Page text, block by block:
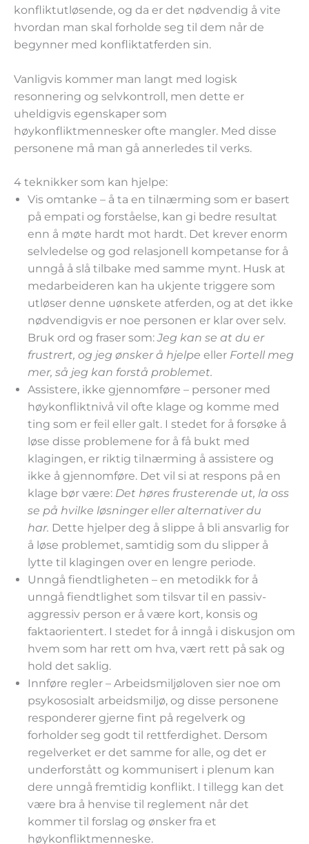
konfliktutløsende, og da er det nødvendig å vite
hvordan man skal forholde seg til dem når de
begynner med konfliktatferden sin.
Vanligvis kommer man langt med logisk
resonnering og selvkontroll, men dette er
uheldigvis egenskaper som
høykonfliktmennesker ofte mangler. Med disse
personene må man gå annerledes til verks.
4 teknikker som kan hjelpe:
Vis omtanke – å ta en tilnærming som er basert
på empati og forståelse, kan gi bedre resultat
enn å møte hardt mot hardt. Det krever enorm
selvledelse og god relasjonell kompetanse for å
unngå å slå tilbake med samme mynt. Husk at
medarbeideren kan ha ukjente triggere som
utløser denne uønskete atferden, og at det ikke
nødvendigvis er noe personen er klar over selv.
Bruk ord og fraser som:Jeg kan se at du er
frustrert, og jeg ønsker å hjelpe eller Fortell meg
mer, så jeg kan forstå problemet.
Assistere, ikke gjennomføre – personer med
høykonfliktnivå vil ofte klage og komme med
ting som er feil eller galt. I stedet for å forsøke å
løse disse problemene for å få bukt med
klagingen, er riktig tilnærming å assistere og
ikke å gjennomføre. Det vil si at respons på en
klage bør være: Det høres frusterende ut, la oss
se på hvilke løsninger eller alternativer du
har. Dette hjelper deg å slippe å bli ansvarlig for
å løse problemet, samtidig som du slipper å
lytte til klagingen over en lengre periode.
Unngå fiendtligheten – en metodikk for å
unngå fiendtlighet som tilsvar til en passiv-
aggressiv person er å være kort, konsis og
faktaorientert. I stedet for å inngå i diskusjon om
hvem som har rett om hva, vært rett på sak og
hold det saklig.
Innføre regler – Arbeidsmiljøloven sier noe om
psykososialt arbeidsmiljø, og disse personene
responderer gjerne fint på regelverk og
forholder seg godt til rettferdighet. Dersom
regelverket er det samme for alle, og det er
underforstått og kommunisert i plenum kan
dere unngå fremtidig konflikt. I tillegg kan det
være bra å henvise til reglement når det
kommer til forslag og ønsker fra et
høykonfliktmenneske.